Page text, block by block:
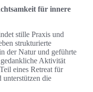
für innere
stille Praxis und
strukturierte
der Natur und geführte
Aktivität
eines Retreat für
unterstützen die